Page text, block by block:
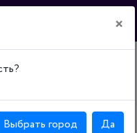
Глазового, д. 31
×
Выбрать город Да